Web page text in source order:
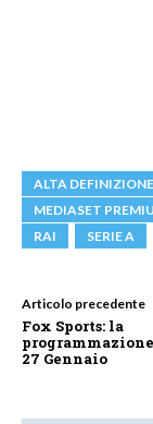
ALTA DEFINIZIONE
MEDIASET
RAI
SERIE A
Articolo precedente
Fox Sports: la
27 Gennaio